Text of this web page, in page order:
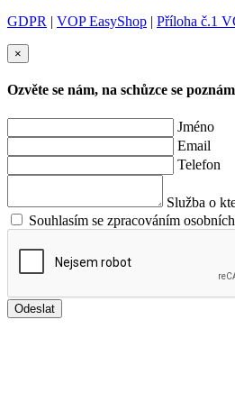
GDPR | VOP EasyShop | Příloha č.1
×
Ozvěte se nám, na schůzce se
Jméno
Email
Telefon
Služba o
Souhlasím se zpracováním
Odeslat